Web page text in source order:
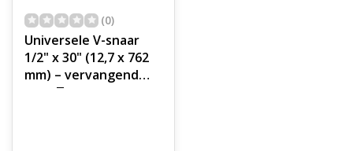
(0)
Universele V-snaar
1/2" x 30" (12,7 x 762
mm) – vervangend
voor Toro